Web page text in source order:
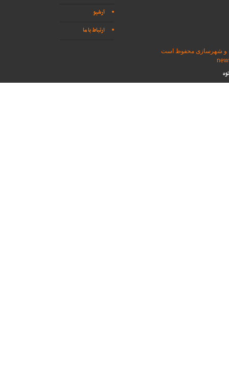
آرشیو
ارتباط با ما
و شهرسازی محفوظ است